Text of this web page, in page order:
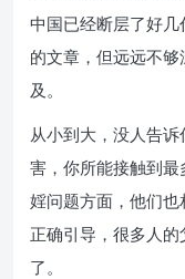
中国已经断层了好
的文章，但远远不
及。
从小到大，没人告
害，你所能接触到
婬问题方面，他们
正确引导，很多人
了。